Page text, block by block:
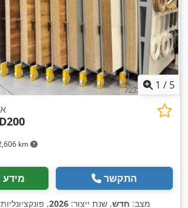
1 / 5
km
D200
התקשר
מצב: חדש, שנת ייצור: 2026
,